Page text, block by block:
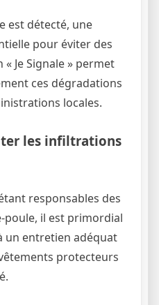
est détecté, une
pour éviter des
« Je Signale » permet
ces dégradations
locales.
les infiltrations
responsables des
poule, il est primordial
un entretien adéquat
protecteurs